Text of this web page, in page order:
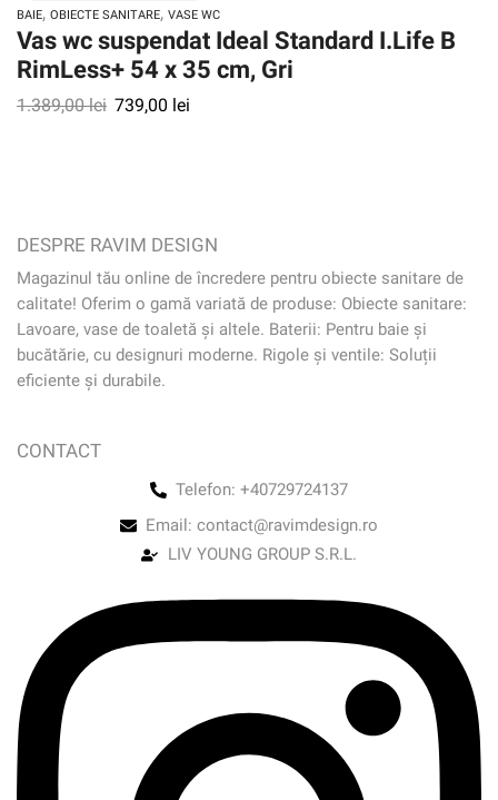
BAIE, OBIECTE SANITARE, VASE WC
Vas wc suspendat Ideal Standard I.Life B
RimLess+ 54 x 35 cm, Gri
1.389,00lei 739,00 lei
DESPRE RAVIM DESIGN
Magazinul tău online de încredere pentru obiecte sanitare de
calitate! Oferim o gamă variată de produse: Obiecte sanitare:
Lavoare, vase de toaletă și altele. Baterii: Pentru baie și
bucătărie, cu designuri moderne. Rigole și ventile: Soluții
eficiente și durabile.
CONTACT
Telefon: +40729724137
Email: contact@ravimdesign.ro
LIV YOUNG GROUP S.R.L.